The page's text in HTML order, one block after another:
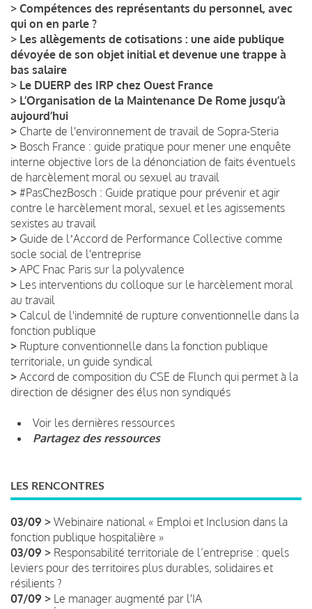
> Compétences des représentants du personnel, avec
qui on en parle ?
> Les allègements de cotisations : une aide publique
dévoyée de son objet initial et devenue une trappe à
bas salaire
> Le DUERP des IRP chez Ouest France
> L’Organisation de la Maintenance De Rome jusqu’à
aujourd’hui
> Charte de l'environnement de travail de Sopra-Steria
> Bosch France : guide pratique pour mener une enquête
interne objective lors de la dénonciation de faits éventuels
de harcèlement moral ou sexuel au travail
> #PasChezBosch : Guide pratique pour prévenir et agir
contre le harcèlement moral, sexuel et les agissements
sexistes au travail
> Guide de lʼAccord de Performance Collective comme
socle social de l'entreprise
> APC Fnac Paris sur la polyvalence
> Les interventions du colloque sur le harcèlement moral
au travail
> Calcul de l'indemnité de rupture conventionnelle dans la
fonction publique
> Rupture conventionnelle dans la fonction publique
territoriale, un guide syndical
> Accord de composition du CSE de Flunch qui permet à la
direction de désigner des élus non syndiqués
Voir les dernières ressources
Partagez des ressources
LES RENCONTRES
03/09 > Webinaire national « Emploi et Inclusion dans la
fonction publique hospitalière »
03/09 > Responsabilité territoriale de l’entreprise : quels
leviers pour des territoires plus durables, solidaires et
résilients ?
07/09 > Le manager augmenté par l'IA